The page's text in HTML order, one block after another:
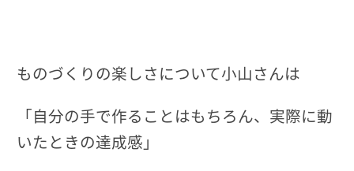
ものづくりの楽しさについて小山さんは
「自分の手で作ることはもちろん、実際に動
いたときの達成感」